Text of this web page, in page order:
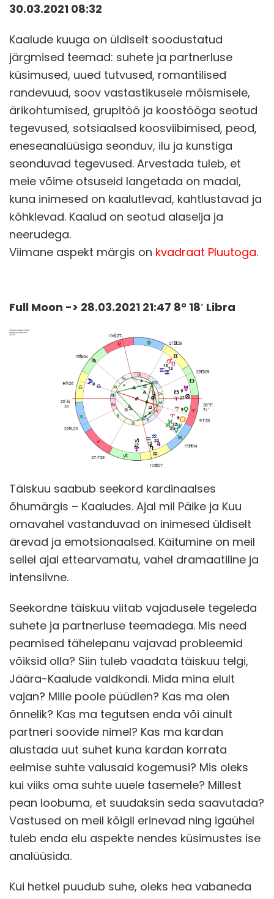
30.03.2021 08:32
Kaalude kuuga on üldiselt soodustatud
järgmised teemad: suhete ja partnerluse
küsimused, uued tutvused, romantilised
randevuud, soov vastastikusele mõismisele,
ärikohtumised, grupitöö ja koostööga seotud
tegevused, sotsiaalsed koosviibimised, peod,
eneseanalüüsiga seonduv, ilu ja kunstiga
seonduvad tegevused. Arvestada tuleb, et
meie võime otsuseid langetada on madal,
kuna inimesed on kaalutlevad, kahtlustavad ja
kõhklevad. Kaalud on seotud alaselja ja
neerudega.
Viimane aspekt märgis on kvadraat Pluutoga.
Full Moon -> 28.03.2021 21:47 8° 18′ Libra
Täiskuu saabub seekord kardinaalses
õhumärgis – Kaaludes. Ajal mil Päike ja Kuu
omavahel vastanduvad on inimesed üldiselt
ärevad ja emotsionaalsed. Käitumine on meil
sellel ajal ettearvamatu, vahel dramaatiline ja
intensiivne.
Seekordne täiskuu viitab vajadusele tegeleda
suhete ja partnerluse teemadega. Mis need
peamised tähelepanu vajavad probleemid
võiksid olla? Siin tuleb vaadata täiskuu telgi,
Jäära-Kaalude valdkondi. Mida mina elult
vajan? Mille poole püüdlen? Kas ma olen
õnnelik? Kas ma tegutsen enda või ainult
partneri soovide nimel? Kas ma kardan
alustada uut suhet kuna kardan korrata
eelmise suhte valusaid kogemusi? Mis oleks
kui viiks oma suhte uuele tasemele? Millest
pean loobuma, et suudaksin seda saavutada?
Vastused on meil kõigil erinevad ning igaühel
tuleb enda elu aspekte nendes küsimustes ise
analüüsida.
Kui hetkel puudub suhe, oleks hea vabaneda